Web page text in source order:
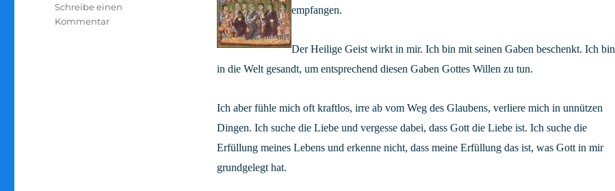
empfangen.
Der Heilige Geist wirkt in mir. Ich bin mit seinen Gaben beschenkt. Ich bin
in die Welt gesandt, um entsprechend diesen Gaben Gottes Willen zu tun.
Ich aber fühle mich oft kraftlos, irre ab vom Weg des Glaubens, verliere mich in unnützen
Dingen. Ich suche die Liebe und vergesse dabei, dass Gott die Liebe ist. Ich suche die
Erfüllung meines Lebens und erkenne nicht, dass meine Erfüllung das ist, was Gott in mir
grundgelegt hat.
Schreibe einen
Kommentarzu